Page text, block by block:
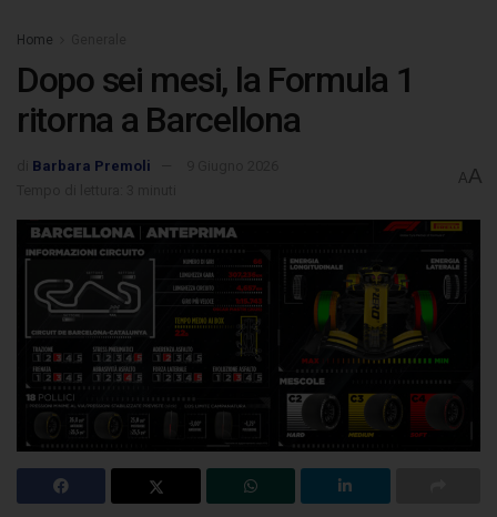
Home
Dopo sei mesi, la Formula 1
ritorna a Barcellona
Barbara Premoli
AA